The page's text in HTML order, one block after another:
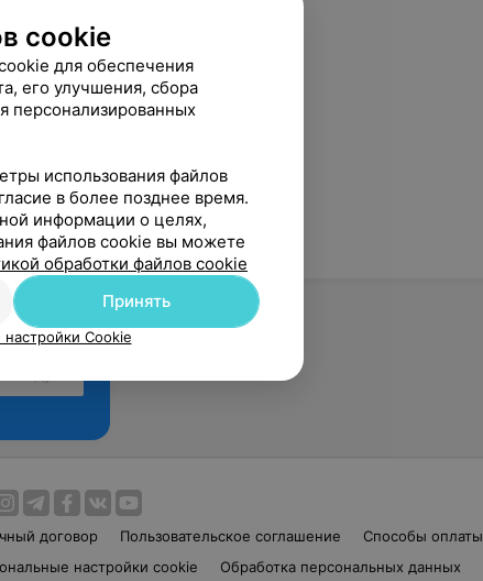
договор Пользовательское соглашение Способы оплаты
настройки cookie Обработка персональных данных
cookie
для обеспечения
его улучшения, сбора
персонализированных
использования файлов
в более позднее время.
информации о целях,
файлов cookie вы можете
обработки файлов cookie
Принять
Cookie